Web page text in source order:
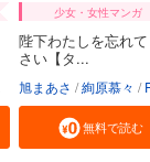
taskey STUDIO
少女・女性マンガ
陛下わたしを忘れ
さい【タ...
旭まあさ 絢原慕々
無料で読む